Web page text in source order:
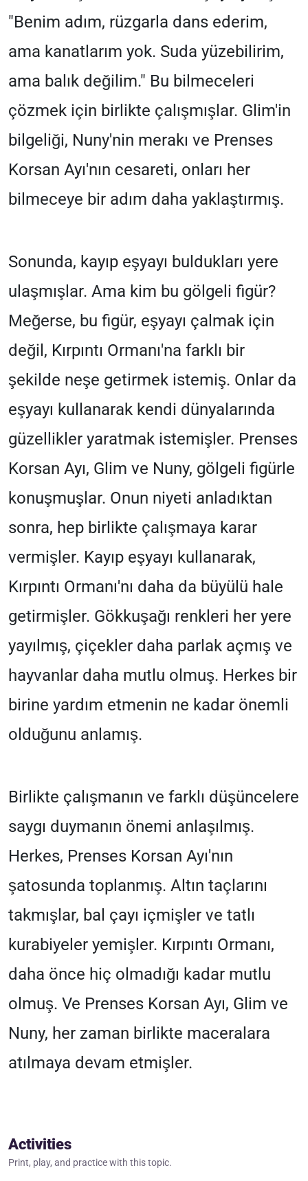
"Benim adım, rüzgarla dans ederim,
ama kanatlarım yok. Suda yüzebilirim,
ama balık değilim." Bu bilmeceleri
çözmek için birlikte çalışmışlar. Glim'in
bilgeliği, Nuny'nin merakı ve Prenses
Korsan Ayı'nın cesareti, onları her
bilmeceye bir adım daha yaklaştırmış.
Sonunda, kayıp eşyayı buldukları yere
ulaşmışlar. Ama kim bu gölgeli figür?
Meğerse, bu figür, eşyayı çalmak için
değil, Kırpıntı Ormanı'na farklı bir
şekilde neşe getirmek istemiş. Onlar da
eşyayı kullanarak kendi dünyalarında
güzellikler yaratmak istemişler. Prenses
Korsan Ayı, Glim ve Nuny, gölgeli figürle
konuşmuşlar. Onun niyeti anladıktan
sonra, hep birlikte çalışmaya karar
vermişler. Kayıp eşyayı kullanarak,
Kırpıntı Ormanı'nı daha da büyülü hale
getirmişler. Gökkuşağı renkleri her yere
yayılmış, çiçekler daha parlak açmış ve
hayvanlar daha mutlu olmuş. Herkes bir
birine yardım etmenin ne kadar önemli
olduğunu anlamış.
Birlikte çalışmanın ve farklı düşüncelere
saygı duymanın önemi anlaşılmış.
Herkes, Prenses Korsan Ayı'nın
şatosunda toplanmış. Altın taçlarını
takmışlar, bal çayı içmişler ve tatlı
kurabiyeler yemişler. Kırpıntı Ormanı,
daha önce hiç olmadığı kadar mutlu
olmuş. Ve Prenses Korsan Ayı, Glim ve
Nuny, her zaman birlikte maceralara
atılmaya devam etmişler.
Activities
Print, play, and practice with this topic.